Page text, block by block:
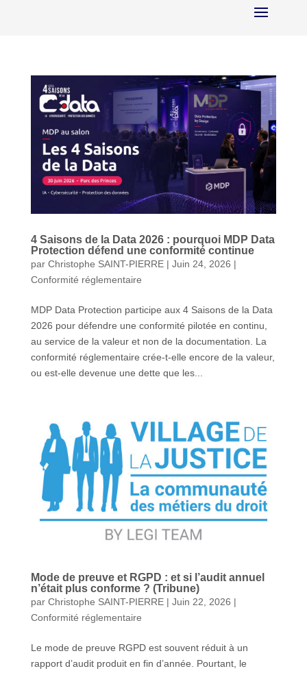
4 Saisons de la Data 2026 : pourquoi MDP Data
Protection défend une conformité continue
par Christophe SAINT-PIERRE| Juin 24, 2026 |
Conformité réglementaire
MDP Data Protection participe aux 4 Saisons de la Data
2026 pour défendre une conformité pilotée en continu,
au service de la valeur et non de la documentation. La
conformité réglementaire crée-t-elle encore de la valeur,
ou est-elle devenue une dette que les...
Mode de preuve et RGPD : et si l’audit annuel
n’était plus conforme ? (Tribune)
par Christophe SAINT-PIERRE| Juin 22, 2026 |
Conformité réglementaire
Le mode de preuve RGPD est souvent réduit à un
rapport d’audit produit en fin d’année. Pourtant, le